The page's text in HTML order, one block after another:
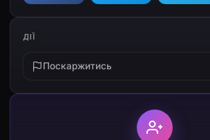
ДІЇ
Поскаржитись